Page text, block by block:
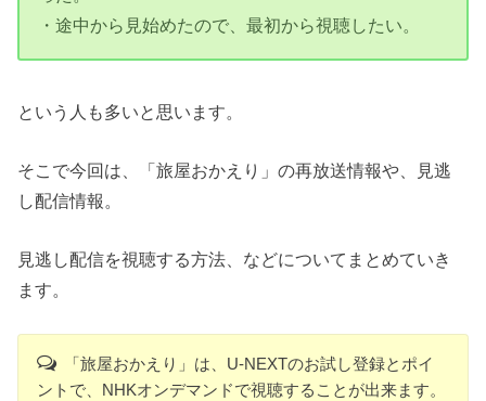
・途中から見始めたので、最初から視聴したい。
という人も多いと思います。
そこで今回は、「旅屋おかえり」の再放送情報や、見逃
し配信情報。
見逃し配信を視聴する方法、などについてまとめていき
ます。
「旅屋おかえり」は、U-NEXTのお試し登録とポイ
ントで、NHKオンデマンドで視聴することが出来ます。